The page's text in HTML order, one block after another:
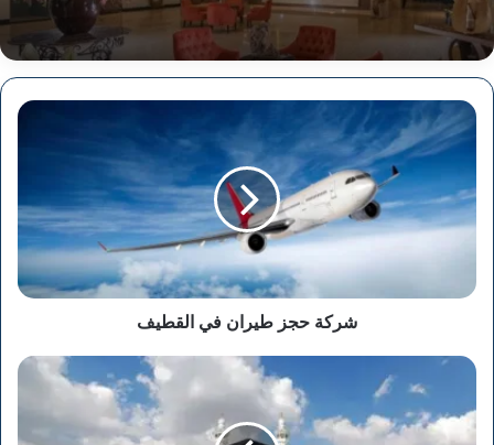
شركة
حجز
طيران
القطيف
شركة حجز طيران في القطيف
مكاتب
الحج
والعمرة